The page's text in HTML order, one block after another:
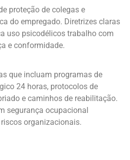
proteção de colegas e
do empregado. Diretrizes claras
uso psicodélicos trabalho com
e conformidade.
que incluam programas de
24 horas, protocolos de
e caminhos de reabilitação.
segurança ocupacional
organizacionais.